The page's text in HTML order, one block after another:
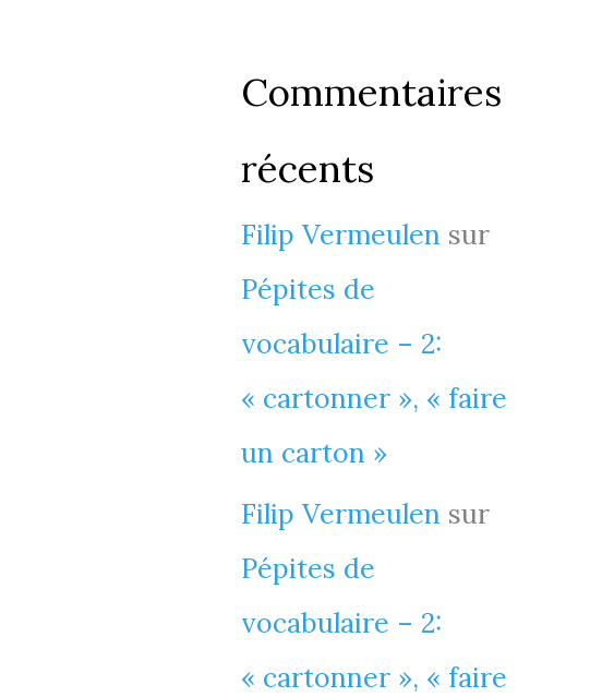
Commentaires
récents
Filip Vermeulen sur
Pépites de
vocabulaire – 2:
« cartonner », « faire
un carton »
Filip Vermeulen sur
Pépites de
vocabulaire – 2:
« cartonner », « faire